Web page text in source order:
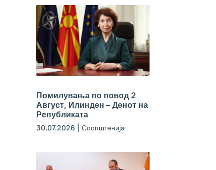
Помилувања по повод 2
Август, Илинден – Денот на
Републиката
30.07.2026 Соопштенија